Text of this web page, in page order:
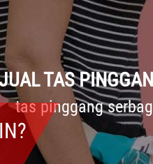
TAS
tas pinggang